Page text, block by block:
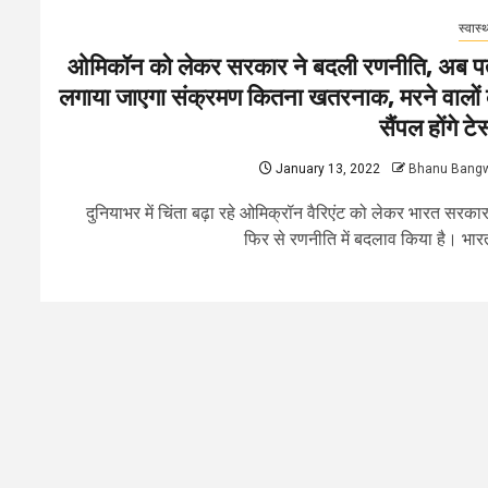
ओमिकॉन को लेकर सरकार ने बदली रणनीति, अब
लगाया जाएगा संक्रमण कितना खतरनाक, मरने
सैंपल होंगे
January 13, 2022 Bhanu
दुनियाभर में चिंता बढ़ा रहे ओमिक्रॉन वैरिएंट को लेकर भारत
फिर से रणनीति में बदलाव किया है।